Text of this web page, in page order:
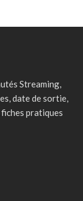
Streaming,
date de sortie,
pratiques